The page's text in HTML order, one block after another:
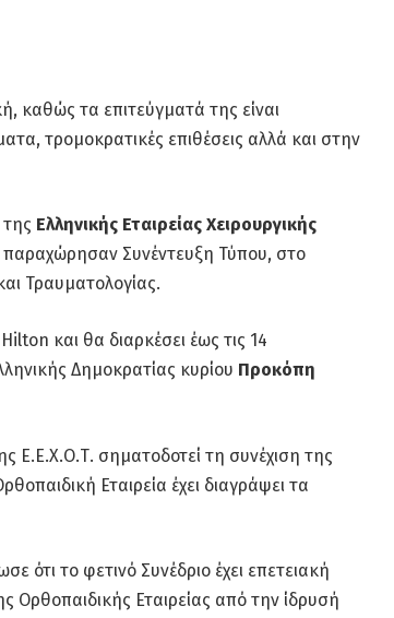
καθώς τα επιτεύγματά της είναι
τρομοκρατικές επιθέσεις αλλά και στην
Ελληνικής Εταιρείας Χειρουργικής
παραχώρησαν Συνέντευξη Τύπου, στο
Τραυματολογίας.
και θα διαρκέσει έως τις 14
Δημοκρατίας κυρίου Προκόπη
Ε.Ε.Χ.Ο.Τ. σηματοδοτεί τη συνέχιση της
Εταιρεία έχει διαγράψει τα
ότι το φετινό Συνέδριο έχει επετειακή
Ορθοπαιδικής Εταιρείας από την ίδρυσή